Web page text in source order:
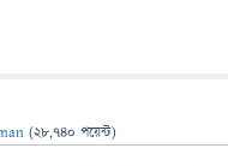
(28,740 পয়েন্ট)